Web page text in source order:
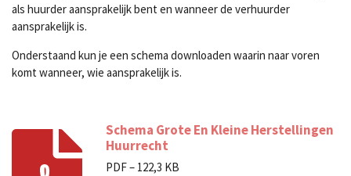
als huurder aansprakelijk bent en wanneer de verhuurder
aansprakelijk is.
Onderstaand kun je een schema downloaden waarin naar voren
komt wanneer, wie aansprakelijk is.
Schema Grote En Kleine Herstellingen
Huurrecht
PDF – 122,3 KB